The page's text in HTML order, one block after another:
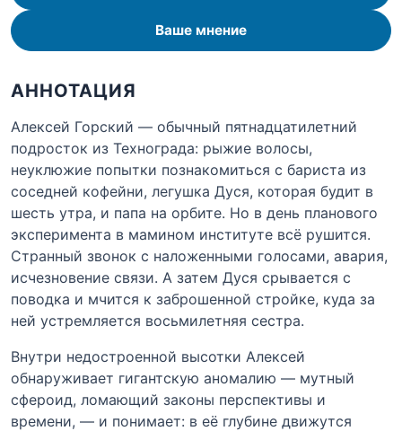
Ваше мнение
АННОТАЦИЯ
Алексей Горский — обычный пятнадцатилетний
подросток из Технограда: рыжие волосы,
неуклюжие попытки познакомиться с бариста из
соседней кофейни, легушка Дуся, которая будит в
шесть утра, и папа на орбите. Но в день планового
эксперимента в мамином институте всё рушится.
Странный звонок с наложенными голосами, авария,
исчезновение связи. А затем Дуся срывается с
поводка и мчится к заброшенной стройке, куда за
ней устремляется восьмилетняя сестра.
Внутри недостроенной высотки Алексей
обнаруживает гигантскую аномалию — мутный
сфероид, ломающий законы перспективы и
времени, — и понимает: в её глубине движутся